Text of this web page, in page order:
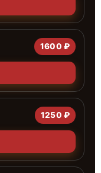
1600 ₽
1250 ₽